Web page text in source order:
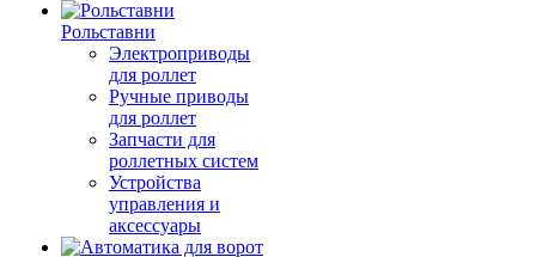
Рольставни
Электроприводы
для роллет
Ручные приводы
для роллет
Запчасти для
роллетных систем
Устройства
управления и
аксессуары